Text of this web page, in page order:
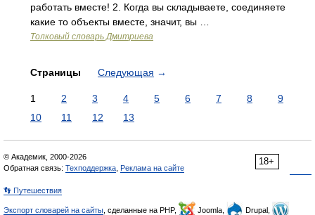
работать вместе! 2. Когда вы складываете, соединяете
какие то объекты вместе, значит, вы …
Толковый словарь Дмитриева
Страницы Следующая →
1 2 3 4 5 6 7 8
9
10
11 12 13
18+
© Академик, 2000-2026
Обратная связь: Техподдержка Реклама на сайте
👣 Путешествия
Экспорт словарей на сайты , сделанные на PHP, Joomla,
Drupal,